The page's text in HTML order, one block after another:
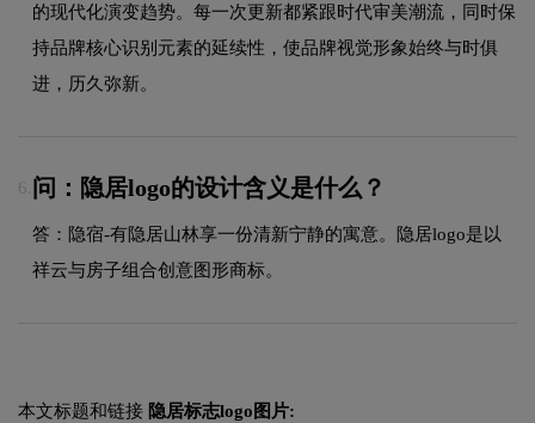
的现代化演变趋势。每一次更新都紧跟时代审美潮流，同时保
持品牌核心识别元素的延续性，使品牌视觉形象始终与时俱
进，历久弥新。
6. 问：隐居logo的设计含义是什么？
答：隐宿-有隐居山林享一份清新宁静的寓意。隐居logo是以
祥云与房子组合创意图形商标。
本文标题和链接 隐居标志logo图片: